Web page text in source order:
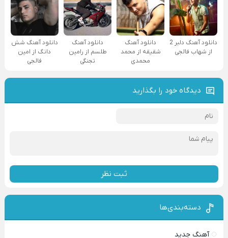
دانلود آهنگ دلبر 2
از شهاب فالجی
دانلود آهنگ
شقیقه از محمد
محمدی
دانلود آهنگ
طلسم از رامین
تجنگی
دانلود آهنگ شش
دانگ از امین
فالجی
دیدگاه خود را بگذارید
ثبت نظر
دسته‌بندی‌ها
آهنگ جدید